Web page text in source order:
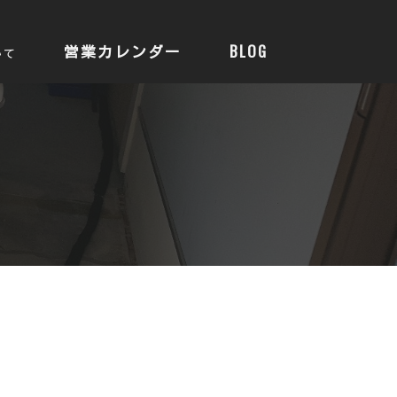
営業カレンダー BLOG